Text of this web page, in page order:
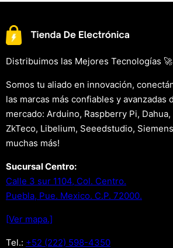
Distribuimos las Mejores Tecnologías 🚀
Somos tu aliado en innovación,
las marcas más confiables y avanzadas
mercado: Arduino, Raspberry Pi, Dahua,
ZkTeco, Libelium, Seeedstudio,
muchas más!
Sucursal Centro:
Calle 3 sur 1104, Col. Centro.
Puebla, Pue. Mexico. C.P. 72000.
[Ver mapa.]
Tel.: +52 (222) 598-4350